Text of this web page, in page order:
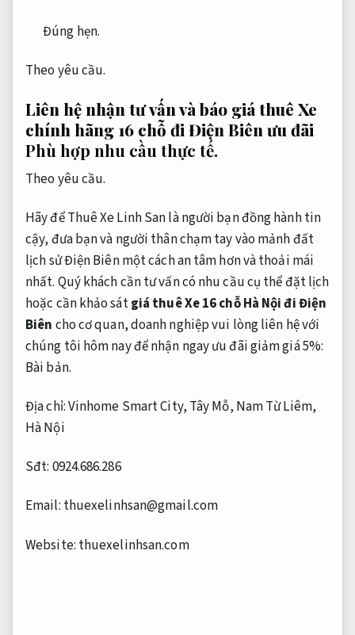
Đúng hẹn.
Theo yêu cầu.
Liên hệ nhận tư vấn và báo giá thuê Xe
chính hãng 16 chỗ đi Điện Biên ưu đãi
Phù hợp nhu cầu thực tế.
Theo yêu cầu.
Hãy để Thuê Xe Linh San là người bạn đồng hành tin
cậy, đưa bạn và người thân chạm tay vào mảnh đất
lịch sử Điện Biên một cách an tâm hơn và thoải mái
nhất. Quý khách cần tư vấn có nhu cầu cụ thể đặt lịch
hoặc cần khảo sátgiá thuê Xe 16 chỗ Hà Nội đi Điện
Biên cho cơ quan, doanh nghiệp vui lòng liên hệ với
chúng tôi hôm nay để nhận ngay ưu đãi giảm giá 5%:
Bài bản.
Địa chỉ: Vinhome Smart City, Tây Mỗ, Nam Từ Liêm,
Hà Nội
Sđt: 0924.686.286
Email: thuexelinhsan@gmail.com
Website: thuexelinhsan.com